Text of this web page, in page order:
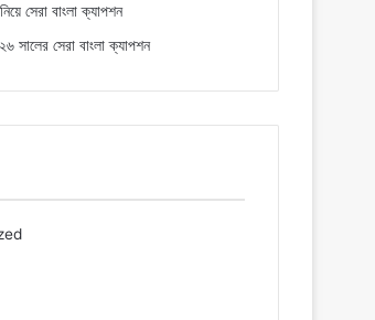
সেরা বাংলা ক্যাপশন
সালের সেরা বাংলা ক্যাপশন